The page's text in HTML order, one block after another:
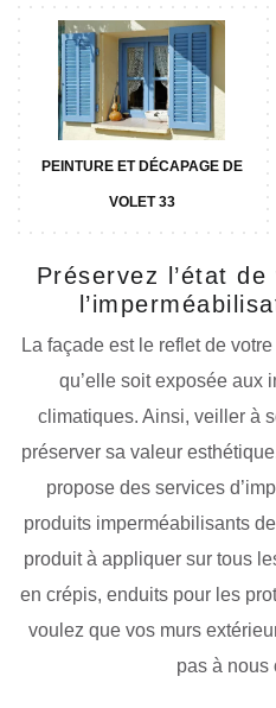
PEINTURE ET DÉCAPAGE DE
VOLET 33
Préservez l’état
La façade est le reflet de
qu’elle soit exposée aux
climatiques. Ainsi, veiller à
préserver sa valeur
propose des services
produits imperméabilisants
produit à appliquer sur tous
en crépis, enduits pour les
voulez que vos murs
pas à nous